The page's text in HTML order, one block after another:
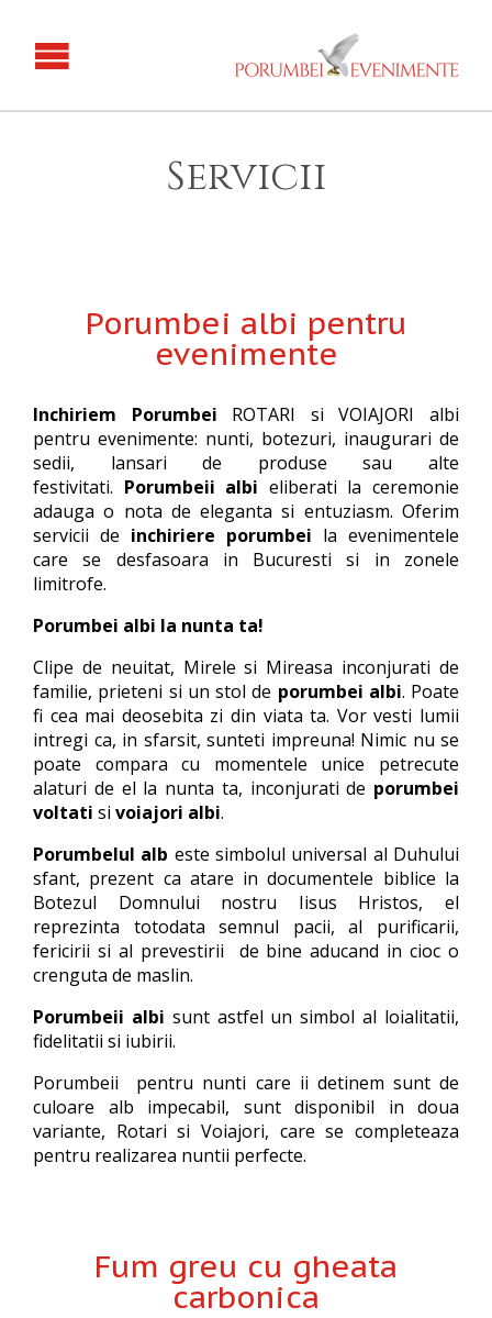
Servicii
Porumbei albi pentru
evenimente
Inchiriem Porumbei ROTARI si VOIAJORI albi
pentru evenimente: nunti, botezuri, inaugurari de
sedii, lansari de produse sau alte
festivitati. Porumbeii albi eliberati la ceremonie
adauga o nota de eleganta si entuziasm. Oferim
servicii de inchiriere porumbei la evenimentele
care se desfasoara in Bucuresti si in zonele
limitrofe.
Porumbei albi la nunta ta!
Clipe de neuitat, Mirele si Mireasa inconjurati de
familie, prieteni si un stol de porumbei albi. Poate
fi cea mai deosebita zi din viata ta. Vor vesti lumii
intregi ca, in sfarsit, sunteti impreuna! Nimic nu se
poate compara cu momentele unice petrecute
alaturi de el la nunta ta, inconjurati de porumbei
voltati si voiajori albi.
Porumbelul alb este simbolul universal al Duhului
sfant, prezent ca atare in documentele biblice la
Botezul Domnului nostru Iisus Hristos, el
reprezinta totodata semnul pacii, al purificarii,
fericirii si al prevestirii de bine aducand in cioc o
crenguta de maslin.
Porumbeii albi sunt astfel un simbol al loialitatii,
fidelitatii si iubirii.
Porumbeii pentru nunti care ii detinem sunt de
culoare alb impecabil, sunt disponibil in doua
variante, Rotari si Voiajori, care se completeaza
pentru realizarea nuntii perfecte.
Fum greu cu gheata
carbonica